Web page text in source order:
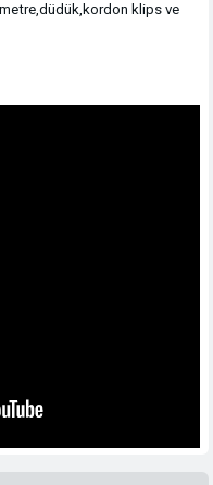
klips ve